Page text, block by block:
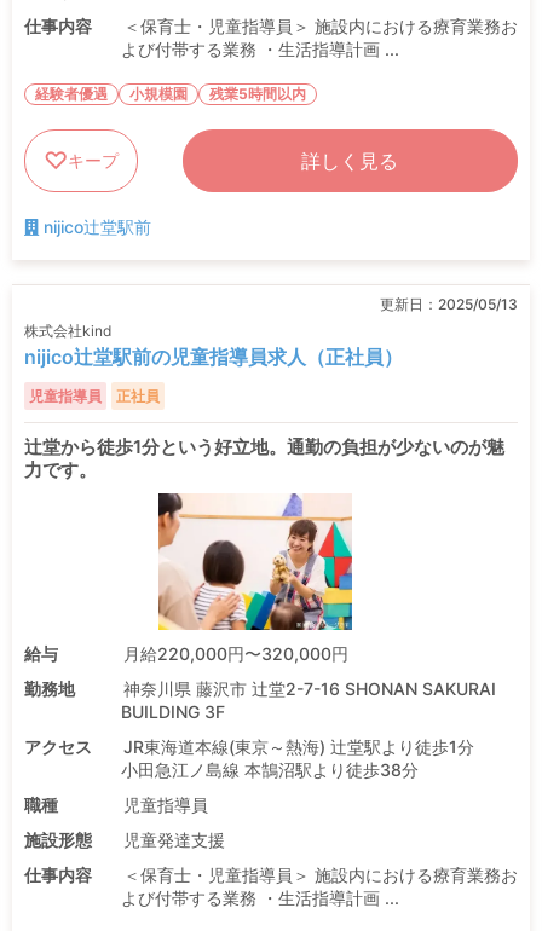
仕事内容
＜保育士・児童指導員＞ 施設内における療育業務お
よび付帯する業務 ・生活指導計画 ...
経験者優遇 小規模園 残業5時間以内
キープ 詳しく見る
nijico辻堂駅前
更新日： 2025/05/13
株式会社kind
nijico辻堂駅前の児童指導員求人（正社員）
児童指導員 正社員
辻堂から徒歩1分という好立地。通勤の負担が少ないのが魅
力です。
給与
月給220,000円〜320,000円
勤務地
神奈川県 藤沢市 辻堂2-7-16 SHONAN SAKURAI
BUILDING 3F
アクセス
JR東海道本線(東京～熱海) 辻堂駅より徒歩1分
小田急江ノ島線 本鵠沼駅より徒歩38分
職種
児童指導員
施設形態
児童発達支援
仕事内容
＜保育士・児童指導員＞ 施設内における療育業務お
よび付帯する業務 ・生活指導計画 ...